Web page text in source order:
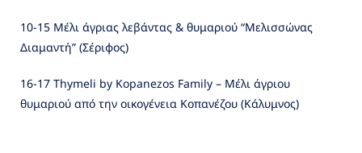
10-15 Μέλι άγριας λεβάντας & θυμαριού “Μελισσώνας
Διαμαντή” (Σέριφος)
16-17 Thymeli by Kopanezos Family – Μέλι άγριου
θυμαριού από την οικογένεια Κοπανέζου (Κάλυμνος)